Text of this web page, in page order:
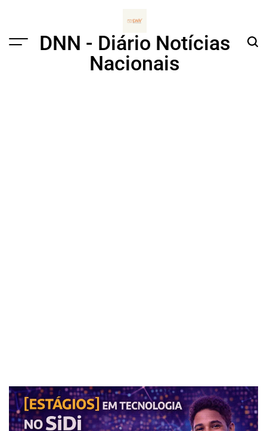
Menu
DNN - Diário Notícias
Nacionais